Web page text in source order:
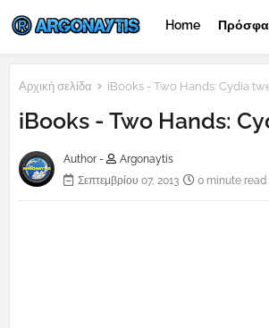
Home
Αρχική σελίδα iBooks - Two Hands: Cydia
iBooks - Two Hands:
Author -
Argonaytis
Σεπτεμβρίου 07, 2013
0 minute read